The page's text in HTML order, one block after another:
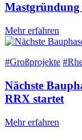
Mastgründung
Mehr erfahren
#Großprojekte
Nächste
RRX startet
Mehr erfahren